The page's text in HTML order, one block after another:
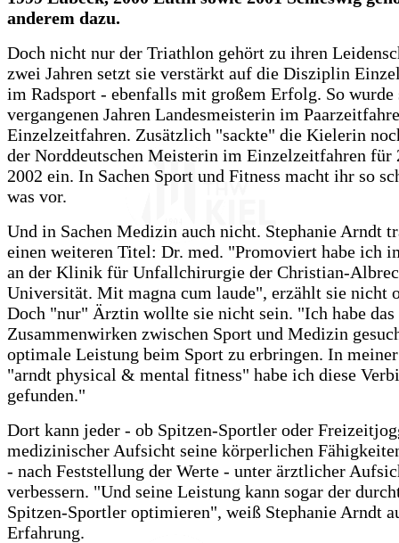
anderem dazu.
Doch nicht nur der Triathlon gehört zu ihren
zwei Jahren setzt sie verstärkt auf die Disziplin
im Radsport - ebenfalls mit großem Erfolg. So wurde
vergangenen Jahren Landesmeisterin im
Einzelzeitfahren. Zusätzlich "sackte" die Kielerin
der Norddeutschen Meisterin im Einzelzeitfahren für
2002 ein. In Sachen Sport und Fitness macht ihr so
was vor.
Und in Sachen Medizin auch nicht. Stephanie Arndt
einen weiteren Titel: Dr. med. "Promoviert habe ich
an der Klinik für Unfallchirurgie der Christian-
Universität. Mit magna cum laude", erzählt sie nicht
Doch "nur" Ärztin wollte sie nicht sein. "Ich habe das
Zusammenwirken zwischen Sport und Medizin
optimale Leistung beim Sport zu erbringen. In
"arndt physical & mental fitness" habe ich diese
gefunden."
Dort kann jeder - ob Spitzen-Sportler oder
medizinischer Aufsicht seine körperlichen
- nach Feststellung der Werte - unter ärztlicher
verbessern. "Und seine Leistung kann sogar der
Spitzen-Sportler optimieren", weiß Stephanie Arndt
Erfahrung.